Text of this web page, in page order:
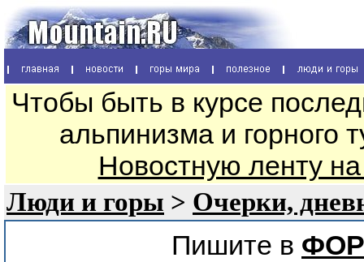
Чтобы быть в курсе
альпинизма и горного
Новостную ленту
Люди и горы > Очерки,
Пишите в